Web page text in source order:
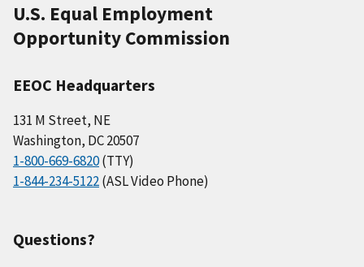
U.S. Equal Employment
Opportunity Commission
EEOC Headquarters
131 M Street, NE
Washington, DC 20507
1-800-669-6820(TTY)
1-844-234-5122(ASL Video Phone)
Questions?